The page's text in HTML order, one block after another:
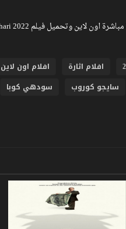
افلام اثارة افلام اون لاين
سايجو كوروب سودهي كوبا